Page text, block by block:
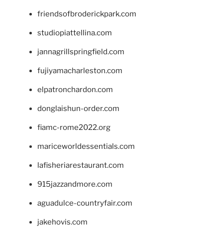
friendsofbroderickpark.com
studiopiattellina.com
jannagrillspringfield.com
fujiyamacharleston.com
elpatronchardon.com
donglaishun-order.com
fiamc-rome2022.org
mariceworldessentials.com
lafisheriarestaurant.com
915jazzandmore.com
aguadulce-countryfair.com
jakehovis.com